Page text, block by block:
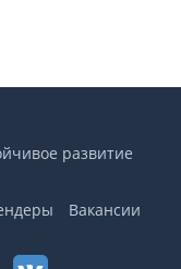
развитие
Вакансии